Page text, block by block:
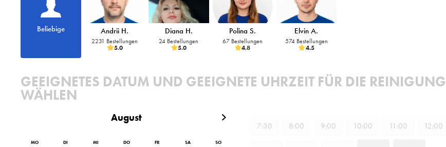
Beliebige Andrii H.
2231 Bestellungen
5.0
Diana H.
24 Bestellungen
5.0
Polina S.
67 Bestellungen
4.8
Elvin A.
574 Bestellungen
4.5
GEEIGNETES DATUM UND GEEIGNETE UHRZEIT FÜR DIE REINIGUNG
WÄHLEN
August
MO DI MI DO FR SA SO
7:30 8:00 9:00 10:00 11 :00 12:00